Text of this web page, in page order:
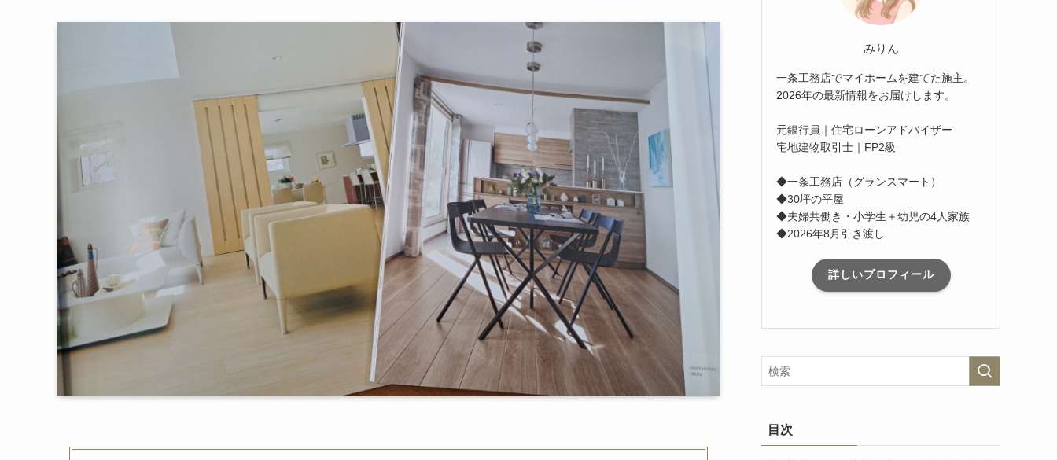
みりん
一条工務店でマイホームを建てた施主。
2026年の最新情報をお届けします。
元銀行員｜住宅ローンアドバイザー
宅地建物取引士｜FP2級
◆一条工務店（グランスマート）
◆30坪の平屋
◆夫婦共働き・小学生＋幼児の4人家族
◆2026年8月引き渡し
詳しいプロフィール
目次